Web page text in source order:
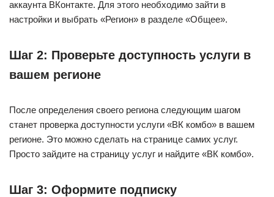
аккаунта ВКонтакте. Для этого необходимо зайти в
настройки и выбрать «Регион» в разделе «Общее».
Шаг 2: Проверьте доступность услуги в
вашем регионе
После определения своего региона следующим шагом
станет проверка доступности услуги «ВК комбо» в вашем
регионе. Это можно сделать на странице самих услуг.
Просто зайдите на страницу услуг и найдите «ВК комбо».
Шаг 3: Оформите подписку